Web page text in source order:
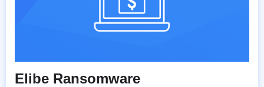
Elibe Ransomware